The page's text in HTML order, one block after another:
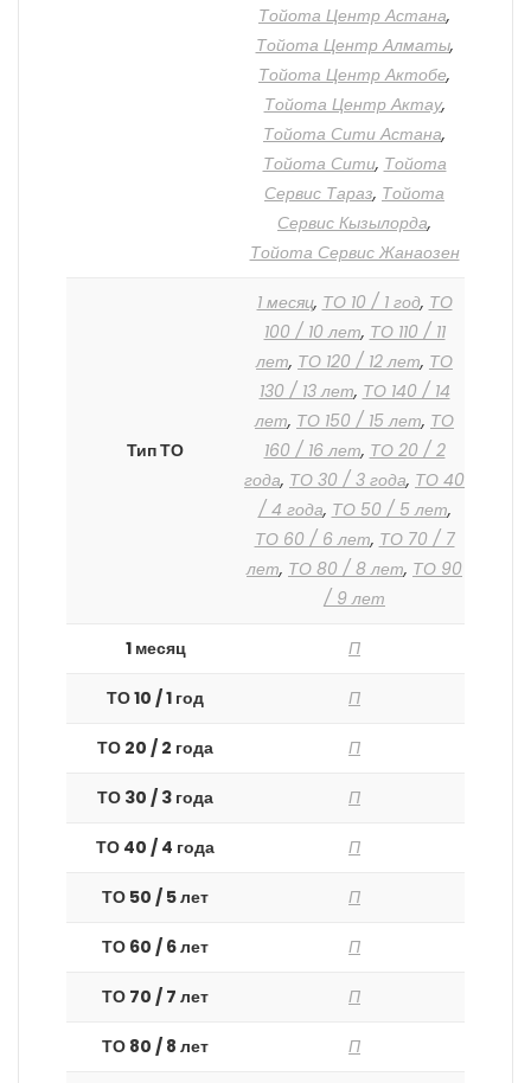
Тойота Центр Астана,
Тойота Центр Алматы,
Тойота Центр Актобе,
Тойота Центр Актау,
Тойота Сити Астана,
Тойота Сити, Тойота
Сервис Тараз, Тойота
Сервис Кызылорда,
Тойота Сервис Жанаозен
Тип ТО
1 месяц, ТО 10 / 1 год, ТО
100 / 10 лет, ТО 110 / 11
лет, ТО 120 / 12 лет, ТО
130 / 13 лет, ТО 140 / 14
лет, ТО 150 / 15 лет, ТО
160 / 16 лет, ТО 20 / 2
года, ТО 30 / 3 года, ТО 40
/ 4 года, ТО 50 / 5 лет,
ТО 60 / 6 лет, ТО 70 / 7
лет, ТО 80 / 8 лет, ТО 90
/ 9 лет
1 месяц П
ТО 10 / 1 год П
ТО 20 / 2 года П
ТО 30 / 3 года П
ТО 40 / 4 года П
ТО 50 / 5 лет П
ТО 60 / 6 лет П
ТО 70 / 7 лет П
ТО 80 / 8 лет П